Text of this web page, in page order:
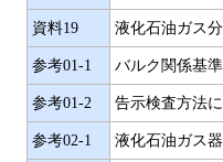
資料19 液化石油ガス
参考01-1 バルク関係基
参考01-2 告示検査方法
参考02-1 液化石油ガス